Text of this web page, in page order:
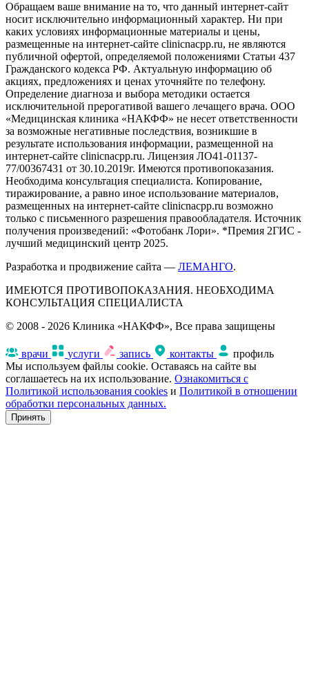
Обращаем ваше внимание на то, что данный интернет-сайт
носит исключительно информационный характер. Ни при
каких условиях информационные материалы и цены,
размещенные на интернет-сайте clinicnacpp.ru, не являются
публичной офертой, определяемой положениями Статьи 437
Гражданского кодекса РФ. Актуальную информацию об
акциях, предложениях и ценах уточняйте по телефону.
Определение диагноза и выбора методики остается
исключительной прерогативой вашего лечащего врача. ООО
«Медицинская клиника «НАКФФ» не несет ответственности
за возможные негативные последствия, возникшие в
результате использования информации, размещенной на
интернет-сайте clinicnacpp.ru. Лицензия ЛО41-01137-
77/00367431 от 30.10.2019г. Имеются противопоказания.
Необходима консультация специалиста. Копирование,
тиражирование, а равно иное использование материалов,
размещенных на интернет-сайте clinicnacpp.ru возможно
только с письменного разрешения правообладателя. Источник
получения произведений: «Фотобанк Лори». *Премия 2ГИС -
лучший медицинский центр 2025.
Разработка и продвижение сайта — ЛЕМАНГО.
ИМЕЮТСЯ ПРОТИВОПОКАЗАНИЯ. НЕОБХОДИМА
КОНСУЛЬТАЦИЯ СПЕЦИАЛИСТА
© 2008 - 2026 Клиника «НАКФФ», Все права защищены
врачи услуги запись контакты
профиль
Мы используем файлы cookie. Оставаясь на сайте вы
соглашаетесь на их использование. Ознакомиться с
Политикой использования cookies и Политикой в отношении
обработки персональных данных.
Принять